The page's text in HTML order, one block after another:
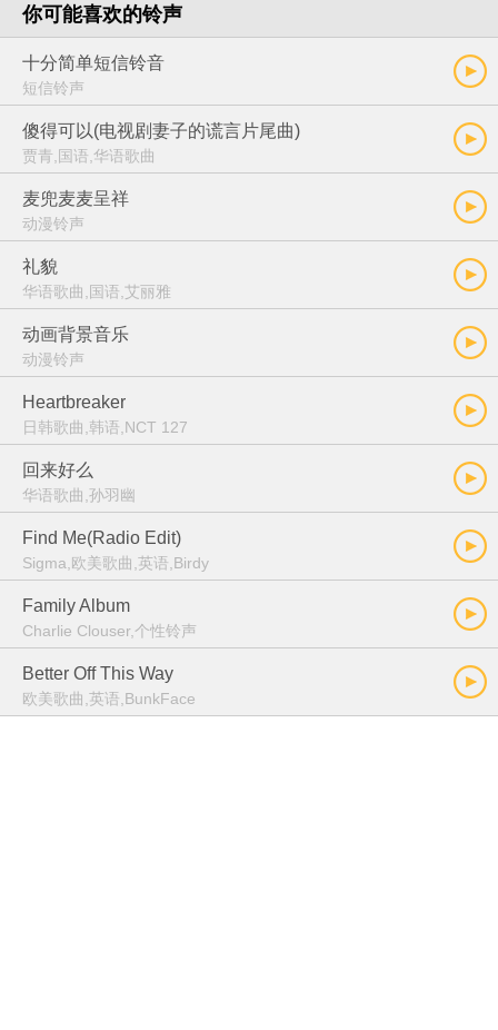
你可能喜欢的铃声
十分简单短信铃音
短信铃声
傻得可以(电视剧妻子的谎言片尾曲)
贾青,国语,华语歌曲
麦兜麦麦呈祥
动漫铃声
礼貌
华语歌曲,国语,艾丽雅
动画背景音乐
动漫铃声
Heartbreaker
日韩歌曲,韩语,NCT 127
回来好么
华语歌曲,孙羽幽
Find Me(Radio Edit)
Sigma,欧美歌曲,英语,Birdy
Family Album
Charlie Clouser,个性铃声
Better Off This Way
欧美歌曲,英语,BunkFace